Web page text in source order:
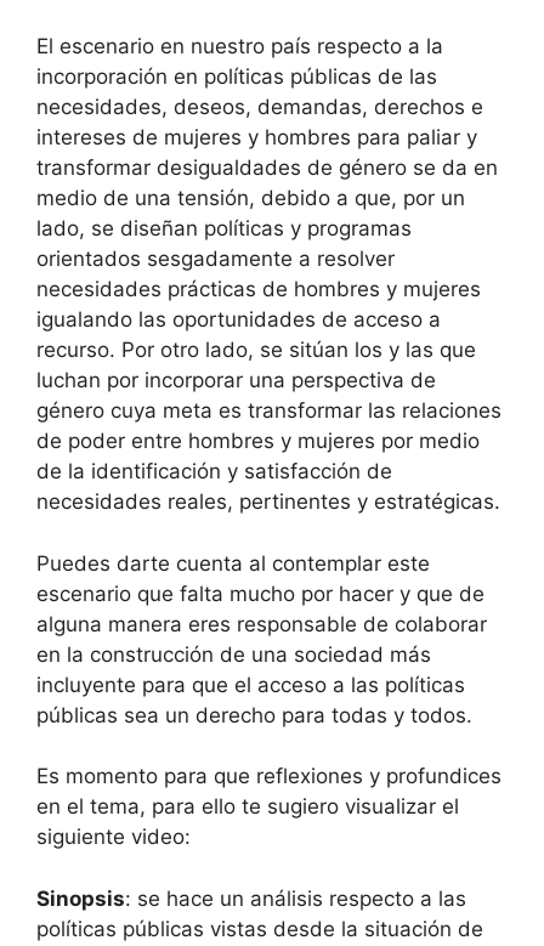
El escenario en nuestro país respecto a la
incorporación en políticas públicas de las
necesidades, deseos, demandas, derechos e
intereses de mujeres y hombres para paliar y
transformar desigualdades de género se da en
medio de una tensión, debido a que, por un
lado, se diseñan políticas y programas
orientados sesgadamente a resolver
necesidades prácticas de hombres y mujeres
igualando las oportunidades de acceso a
recurso. Por otro lado, se sitúan los y las que
luchan por incorporar una perspectiva de
género cuya meta es transformar las relaciones
de poder entre hombres y mujeres por medio
de la identificación y satisfacción de
necesidades reales, pertinentes y estratégicas.
Puedes darte cuenta al contemplar este
escenario que falta mucho por hacer y que de
alguna manera eres responsable de colaborar
en la construcción de una sociedad más
incluyente para que el acceso a las políticas
públicas sea un derecho para todas y todos.
Es momento para que reflexiones y profundices
en el tema, para ello te sugiero visualizar el
siguiente video:
Sinopsis: se hace un análisis respecto a las
políticas públicas vistas desde la situación de